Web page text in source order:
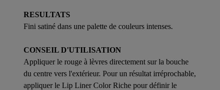
RESULTATS
Fini satiné dans une palette de couleurs intenses.
CONSEIL D'UTILISATION
Appliquer le rouge à lèvres directement sur la bouche
du centre vers l'extérieur. Pour un résultat irréprochable,
appliquer le Lip Liner Color Riche pour définir le